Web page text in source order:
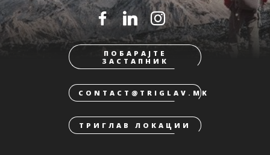
ПОБАРАЈТЕ
ЗАСТАПНИК
CONTACT@TRIGLAV.MK
ТРИГЛАВ ЛОКАЦИИ